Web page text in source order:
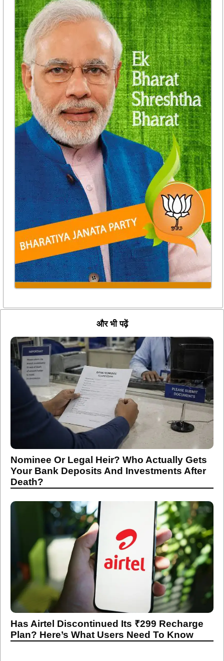
और भी पढ़ें
Nominee Or Legal Heir? Who Actually Gets
Your Bank Deposits And Investments After
Death?
Has Airtel Discontinued Its ₹299 Recharge
Plan? Here’s What Users Need To Know